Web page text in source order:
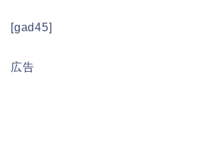
[gad45]
広告